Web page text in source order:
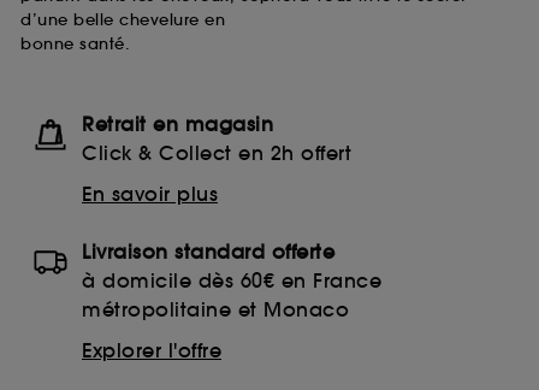
d’une belle chevelure en
bonne santé.
Retrait en magasin
Click & Collect en 2h offert
En savoir plus
Livraison standard offerte
à domicile dès 60€ en France
métropolitaine et Monaco
Explorer l'offre